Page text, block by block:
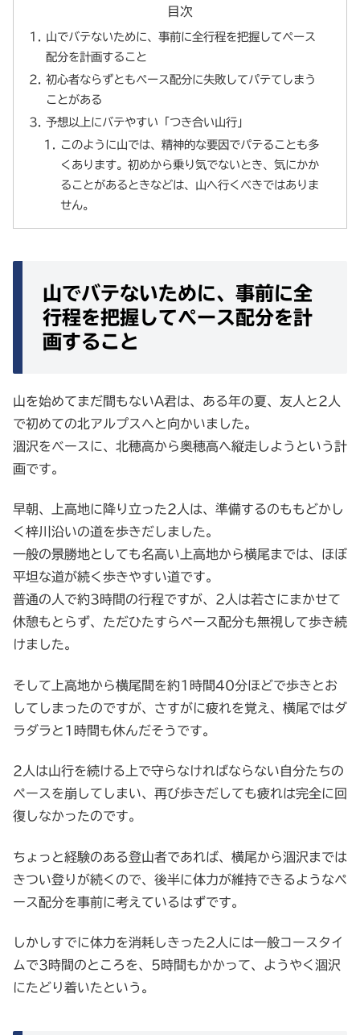
目次
山でバテないために、事前に全行程を把握してペース
配分を計画すること
初心者ならずともぺース配分に失敗してパテてしまう
ことがある
予想以上にバテやすい「つき合い山行」
このように山では、精神的な要因でパテることも多
くあります。初めから乗り気でないとき、気にかか
ることがあるときなどは、山へ行くべきではありま
せん。
山でバテないために、事前に全
行程を把握してペース配分を計
画すること
山を始めてまだ間もないA君は、ある年の夏、友人と2人
で初めての北アルプスへと向かいました。
涸沢をべースに、北穂高から奥穂高へ縦走しようという計
画です。
早朝、上高地に降り立った2人は、準備するのももどかし
く梓川沿いの道を歩きだしました。
一般の景勝地としても名高い上高地から横尾までは、ほぼ
平坦な道が続く歩きやすい道です。
普通の人で約3時間の行程ですが、2人は若さにまかせて
休憩もとらず、ただひたすらペース配分も無視して歩き続
けました。
そして上高地から横尾間を約1時間40分ほどで歩きとお
してしまったのですが、さすがに疲れを覚え、横尾ではダ
ラダラと1時間も休んだそうです。
2人は山行を続ける上で守らなければならない自分たちの
ペースを崩してしまい、再び歩きだしても疲れは完全に回
復しなかったのです。
ちょっと経験のある登山者であれば、横尾から涸沢までは
きつい登りが続くので、後半に体力が維持できるようなペ
ース配分を事前に考えているはずです。
しかしすでに体力を消耗しきった2人には一般コースタイ
ムで3時間のところを、5時間もかかって、ようやく涸沢
にたどり着いたという。